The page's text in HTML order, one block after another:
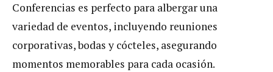
Conferencias es perfecto para albergar una
variedad de eventos, incluyendo reuniones
corporativas, bodas y cócteles, asegurando
momentos memorables para cada ocasión.